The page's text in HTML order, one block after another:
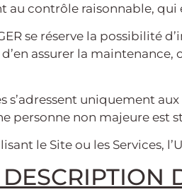
au contrôle raisonnable, qui
se réserve la possibilité
assurer la
s’adressent uniquement
personne non majeure
le Site ou les Services,